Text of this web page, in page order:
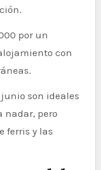
por un
con
son ideales
nadar, pero
ferris y las